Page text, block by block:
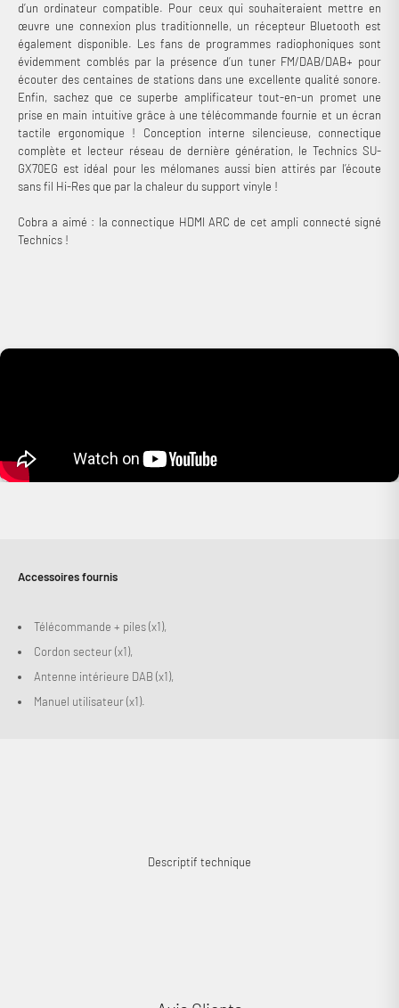
d’un ordinateur compatible. Pour ceux qui souhaiteraient mettre en
œuvre une connexion plus traditionnelle, un récepteur Bluetooth est
également disponible. Les fans de programmes radiophoniques sont
évidemment comblés par la présence d’un tuner FM/DAB/DAB+ pour
écouter des centaines de stations dans une excellente qualité sonore.
Enfin, sachez que ce superbe amplificateur tout-en-un promet une
prise en main intuitive grâce à une télécommande fournie et un écran
tactile ergonomique ! Conception interne silencieuse, connectique
complète et lecteur réseau de dernière génération, le Technics SU-
GX70EG est idéal pour les mélomanes aussi bien attirés par l’écoute
sans fil Hi-Res que par la chaleur du support vinyle !
Cobra a aimé : la connectique HDMI ARC de cet ampli connecté signé
Technics !
Accessoires fournis
Télécommande + piles (x1),
Cordon secteur (x1),
Antenne intérieure DAB (x1),
Manuel utilisateur (x1).
Descriptif technique
Connexion requise